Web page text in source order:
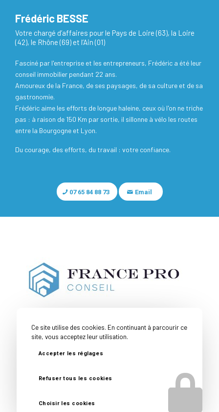
Frédéric BESSE
Votre chargé d’affaires pour le Pays de Loire (63), la Loire
(42), le Rhône (69) et l’Ain (01)
Fasciné par l'entreprise et les entrepreneurs, Frédéric a été leur
conseil immobilier pendant 22 ans.
Amoureux de la France, de ses paysages, de sa culture et de sa
gastronomie.
Frédéric aime les efforts de longue haleine, ceux où l'on ne triche
pas : à raison de 150 Km par sortie, il sillonne à vélo les routes
entre la Bourgogne et Lyon.
Du courage, des efforts, du travail : votre confiance.
07 65 84 88 73 Email
Ce site utilise des cookies. En continuant à parcourir ce
site, vous acceptez leur utilisation.
Accepter les réglages
Refuser tous les cookies
Choisir les cookies